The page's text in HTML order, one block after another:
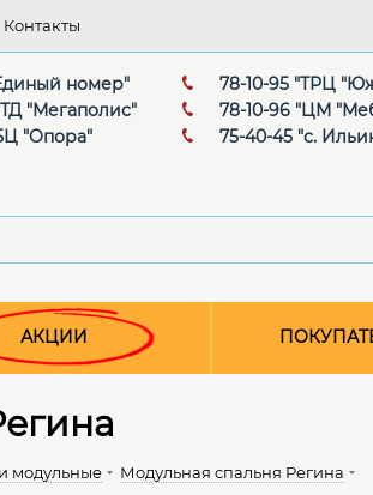
Контакты
номер"
"Мегаполис"
"Опора"
78-10-95 "ТРЦ
78-10-96 "ЦМ
75-40-45 "с.
АКЦИИ
модульные Модульная спальня Регина